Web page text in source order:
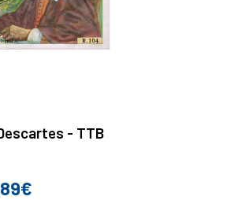
- TTB